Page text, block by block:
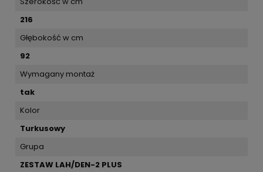
216
Głębokość w cm
92
Wymagany montaż
tak
Kolor
Turkusowy
Grupa
ZESTAW LAH/DEN-2 PLUS